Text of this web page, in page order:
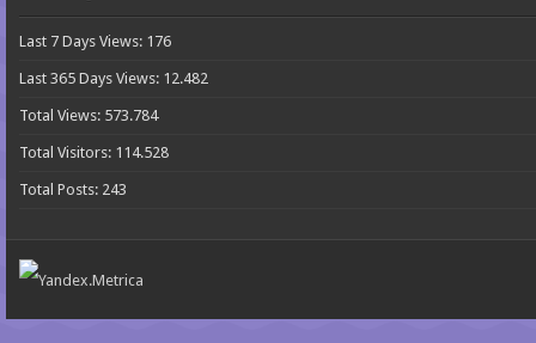
Last 7 Days Views: 176
Last 365 Days Views: 12.482
Total Views: 573.784
Total Visitors: 114.528
Total Posts: 243